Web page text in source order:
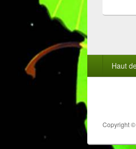
page
Haut
Copyright